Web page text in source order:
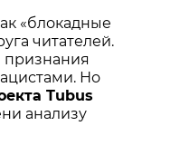
«блокадные
читателей.
признания
Но
Tubus
анализу